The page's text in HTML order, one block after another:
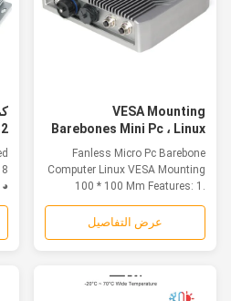
VESA Mounting
Barebones Mini Pc ، Linux
100 * 100 مم كمبيوتر مدمج
بدون مروحة
Fanless Micro Pc Barebone
Computer Linux VESA Mounting
100 * 100 Mm Features: 1.
Aluminium alloy...
عرض التفاصيل
◕